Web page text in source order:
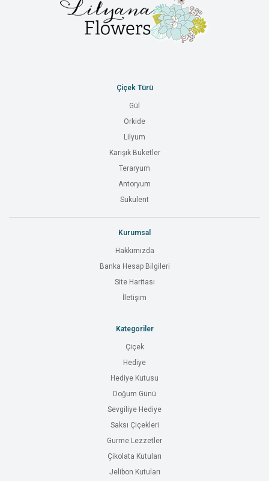
Çiçek Türü
Gül
Orkide
Lilyum
Karışık Buketler
Teraryum
Antoryum
Sukulent
Kurumsal
Hakkımızda
Banka Hesap Bilgileri
Site Haritası
İletişim
Kategoriler
Çiçek
Hediye
Hediye Kutusu
Doğum Günü
Sevgiliye Hediye
Saksı Çiçekleri
Gurme Lezzetler
Çikolata Kutuları
Jelibon Kutuları